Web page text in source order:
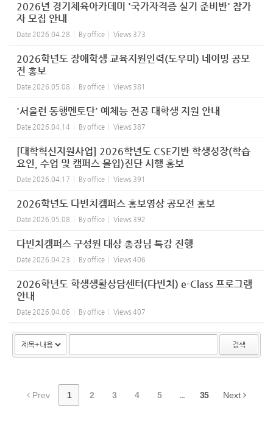
2026년 경기체육아카데미 '국가자격증 실기 준비반' 참가
자 모집 안내
Date 2026.04.28 Byoffice Views 373
2026학년도 장애학생 교육지원인력(도우미) 네이밍 공모
전 홍보
Date 2026.05.08 Byoffice Views 381
'서울런 동행멘토단' 예체능 전공 대학생 지원 안내
Date 2026.04.14 Byoffice Views 387
[대학혁신지원사업] 2026학년도 CSE기반 학생성장(학습
요인, 수업 및 캠퍼스 몰입)진단 시행 홍보
Date 2026.04.17 Byoffice Views 391
2026학년도 다빈치캠퍼스 홍보영상 공모전 홍보
Date 2026.05.08 Byoffice Views 392
다빈치캠퍼스 구성원 대상 총장님 특강 진행
Date 2026.04.23 Byoffice Views 406
2026학년도 학생생활상담센터(다빈치) e-Class 프로그램
안내
Date 2026.04.06 Byoffice Views 407
검색
Prev 1 2 3 4 5 ... 35 Next